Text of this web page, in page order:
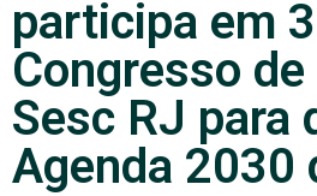
participa em
Congresso
Sesc RJ para
Agenda 2030